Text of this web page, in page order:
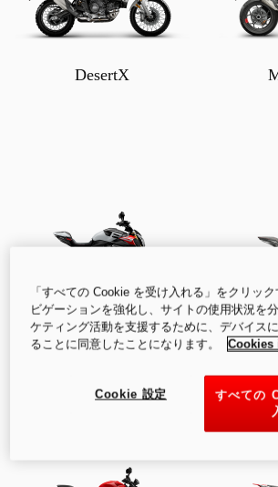
DesertX
Diavel
「すべての Cookie を受け入れる」をクリッ
ビゲーションを強化し、サイトの使用状況を
ケティング活動を支援するために、デバイス
ることに同意したことになります。
Cookies
すべての
Cookie 設定